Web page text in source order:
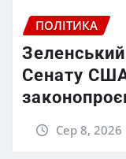
ПОЛІТИКА
Сенату
Сер 8, 2026